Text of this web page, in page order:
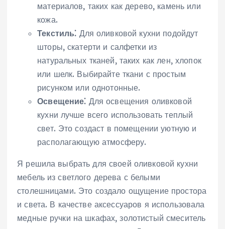
материалов, таких как дерево, камень или
кожа.
Текстиль⁚ Для оливковой кухни подойдут
шторы, скатерти и салфетки из
натуральных тканей, таких как лен, хлопок
или шелк. Выбирайте ткани с простым
рисунком или однотонные.
Освещение⁚ Для освещения оливковой
кухни лучше всего использовать теплый
свет. Это создаст в помещении уютную и
располагающую атмосферу.
Я решила выбрать для своей оливковой кухни
мебель из светлого дерева с белыми
столешницами. Это создало ощущение простора
и света. В качестве аксессуаров я использовала
медные ручки на шкафах, золотистый смеситель